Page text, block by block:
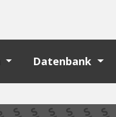
Datenbank